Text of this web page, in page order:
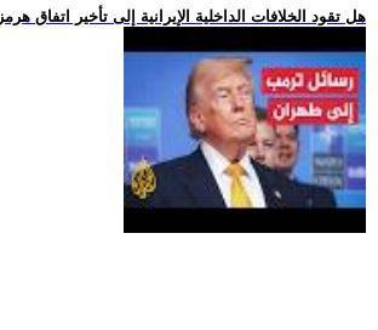
.. هل تقود الخلافات الداخلية الإيرانية إلى تأخير اتفاق